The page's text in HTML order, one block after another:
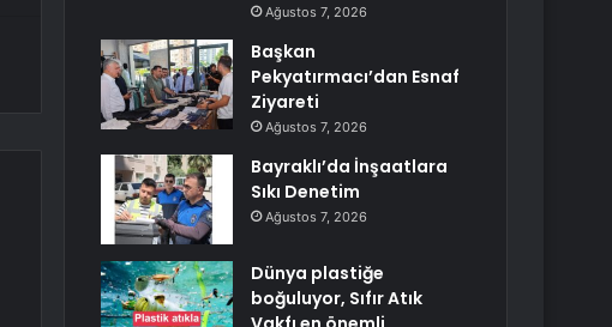
Ağustos 7, 2026
Başkan
Pekyatırmacı’dan Esnaf
Ziyareti
Ağustos 7, 2026
Bayraklı’da İnşaatlara
Sıkı Denetim
Ağustos 7, 2026
Dünya plastiğe
boğuluyor, Sıfır Atık